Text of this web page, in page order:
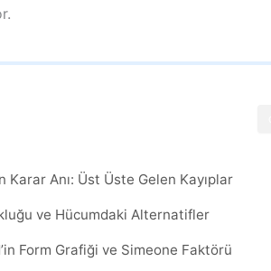
Karar Anı: Üst Üste Gelen Kayıplar
ve Hücumdaki Alternatifler
Form Grafiği ve Simeone Faktörü